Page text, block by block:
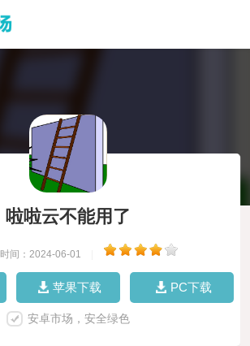
啦啦云不能用了
时间：2024-06-01
苹果下载 PC下载
安卓市场，安全绿色